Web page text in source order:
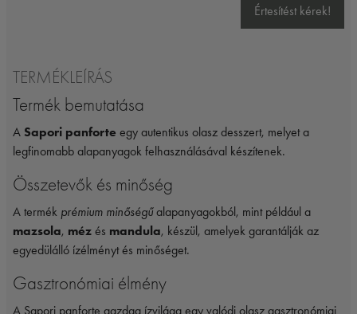
Értesítést kérek!
TERMÉKLEÍRÁS
Termék bemutatása
A Sapori panforte egy autentikus olasz desszert, melyet a
legfinomabb alapanyagok felhasználásával készítenek.
Összetevők és minőség
A termék prémium minőségűalapanyagokból, mint például a
mazsola, méz és mandula, készül, amelyek garantálják az
egyedülálló ízélményt és minőséget.
Gasztronómiai élmény
A Sapori panforte gazdag ízvilága egy valódi olasz gasztronómiai